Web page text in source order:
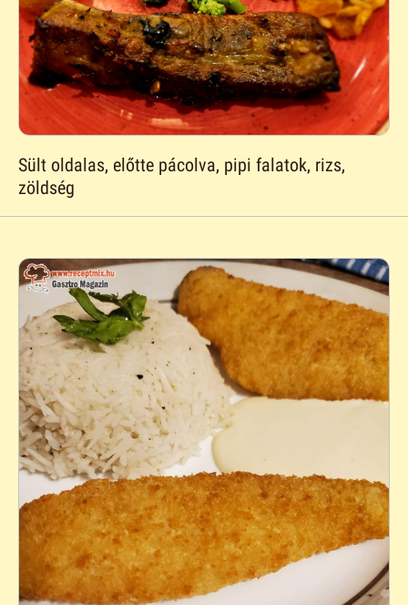
Sült oldalas, előtte pácolva, pipi falatok, rizs,
zöldség